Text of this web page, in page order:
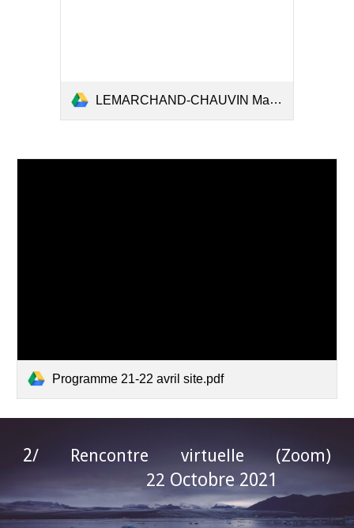
LEMARCHAND-CHAUVIN Marie-Claire_ECLE2022.pdf
Programme 21-22 avril site.pdf
2/ Rencontre virtuelle (Zoom)
22 Octobre 2021